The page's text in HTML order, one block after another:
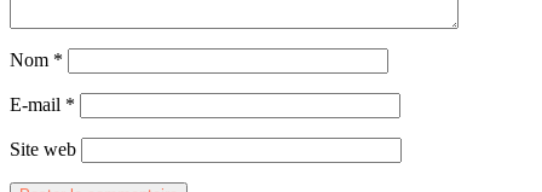
Nom *
E-mail *
Site web